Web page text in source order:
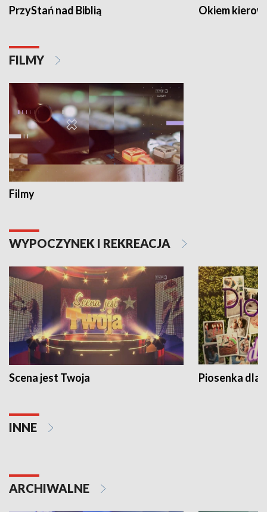
PrzyStań nad Biblią Okiem
FILMY
Filmy
WYPOCZYNEK I REKREACJA
Scena jest Twoja Piosenka dla
INNE
ARCHIWALNE